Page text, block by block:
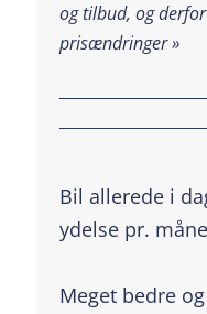
og tilbud, og
prisændringer »
Bil allerede i
ydelse pr.
Meget bedre